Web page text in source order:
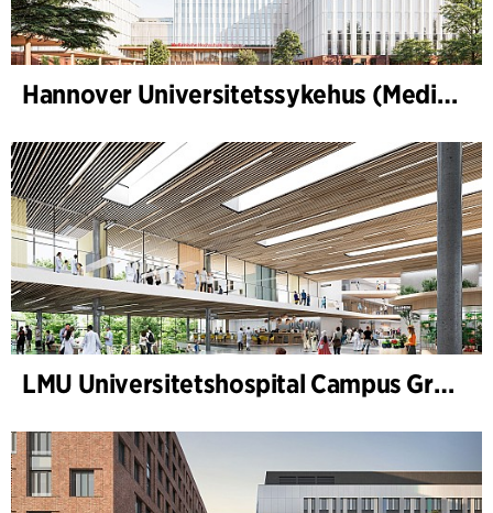
Hannover Universitetssykehus (Medizinische Hochschule Hannover, MHH)
LMU Universitetshospital Campus Grosshadern